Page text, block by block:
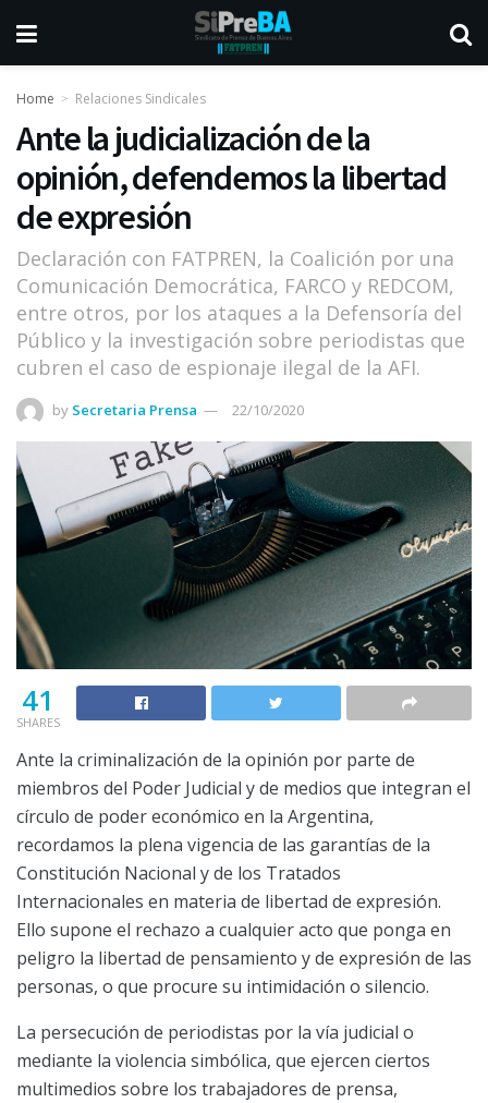
Home Relaciones Sindicales
Ante la judicialización de la
opinión, defendemos la libertad
de expresión
Declaración con FATPREN, la Coalición por una
Comunicación Democrática, FARCO y REDCOM,
entre otros, por los ataques a la Defensoría del
Público y la investigación sobre periodistas que
cubren el caso de espionaje ilegal de la AFI.
by Secretaria Prensa 22/10/2020
41
SHARES
Ante la criminalización de la opinión por parte de
miembros del Poder Judicial y de medios que integran el
círculo de poder económico en la Argentina,
recordamos la plena vigencia de las garantías de la
Constitución Nacional y de los Tratados
Internacionales en materia de libertad de expresión.
Ello supone el rechazo a cualquier acto que ponga en
peligro la libertad de pensamiento y de expresión de las
personas, o que procure su intimidación o silencio.
La persecución de periodistas por la vía judicial o
mediante la violencia simbólica, que ejercen ciertos
multimedios sobre los trabajadores de prensa,